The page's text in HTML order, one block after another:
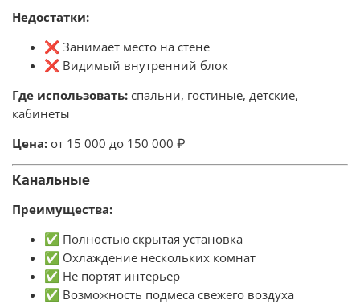
Недостатки:
❌ Занимает место на стене
❌ Видимый внутренний блок
Где использовать:спальни, гостиные, детские,
кабинеты
Цена:от 15 000 до 150 000 ₽
Канальные
Преимущества:
✅ Полностью скрытая установка
✅ Охлаждение нескольких комнат
✅ Не портят интерьер
✅ Возможность подмеса свежего воздуха